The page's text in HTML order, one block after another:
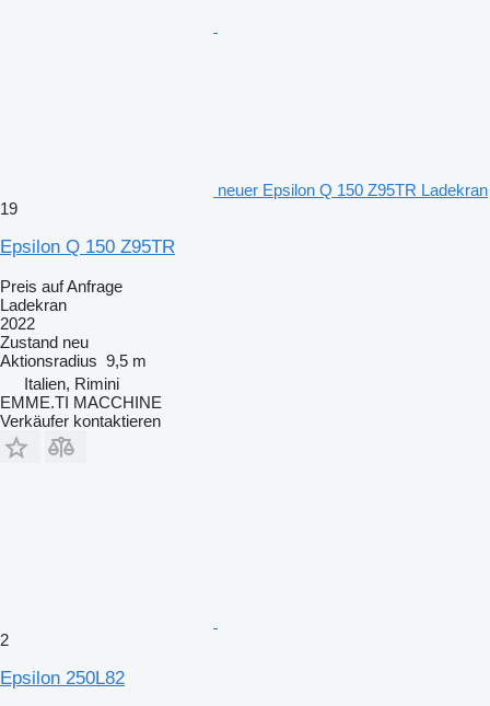
neuer Epsilon Q 150 Z95TR Ladekran
19
Epsilon Q 150 Z95TR
Preis auf Anfrage
Ladekran
2022
Zustand neu
Aktionsradius 9,5 m
Italien, Rimini
EMME.TI MACCHINE
Verkäufer kontaktieren
2
Epsilon 250L82